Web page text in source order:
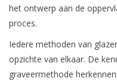
het ontwerp aan de
proces.
Iedere methoden van
opzichte van elkaar. De
graveermethode herkennen.